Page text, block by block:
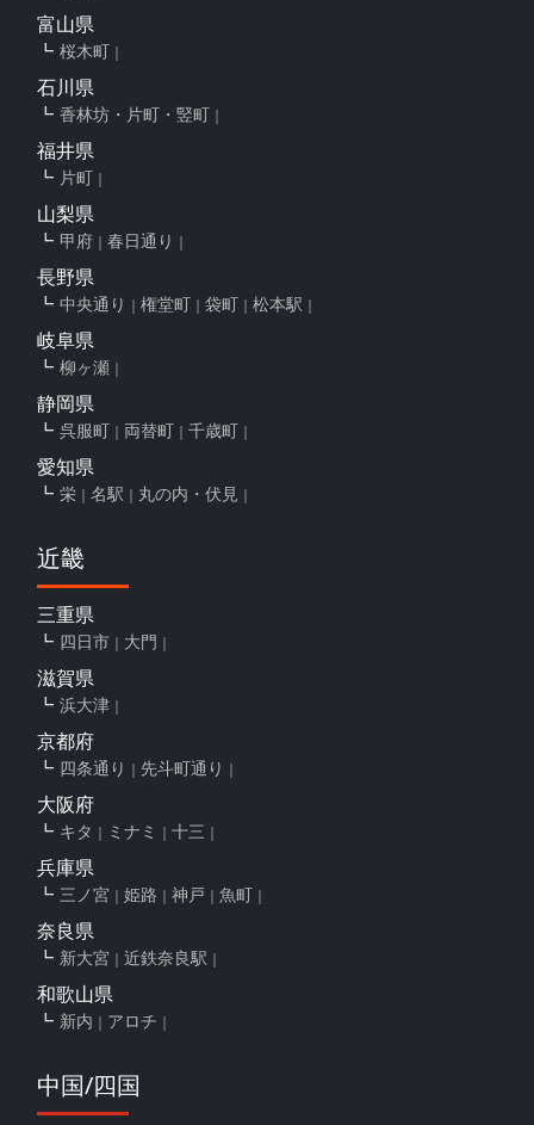
富山県
桜木町
石川県
香林坊・片町・竪町
福井県
片町
山梨県
甲府 春日通り
長野県
中央通り 権堂町 袋町 松本駅
岐阜県
柳ヶ瀬
静岡県
呉服町 両替町 千歳町
愛知県
栄 名駅 丸の内・伏見
近畿
三重県
四日市 大門
滋賀県
浜大津
京都府
四条通り 先斗町通り
大阪府
キタ ミナミ 十三
兵庫県
三ノ宮 姫路 神戸 魚町
奈良県
新大宮 近鉄奈良駅
和歌山県
新内 アロチ
中国/四国